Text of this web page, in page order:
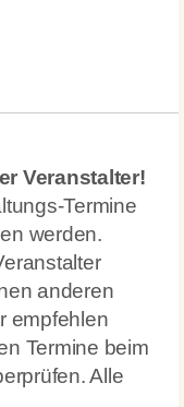
Veranstalter!
Termine
werden.
anderen
empfehlen
Termine beim
Alle